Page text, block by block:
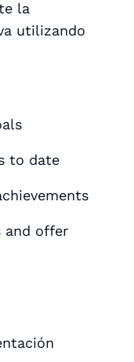
la
utilizando
to date
and offer